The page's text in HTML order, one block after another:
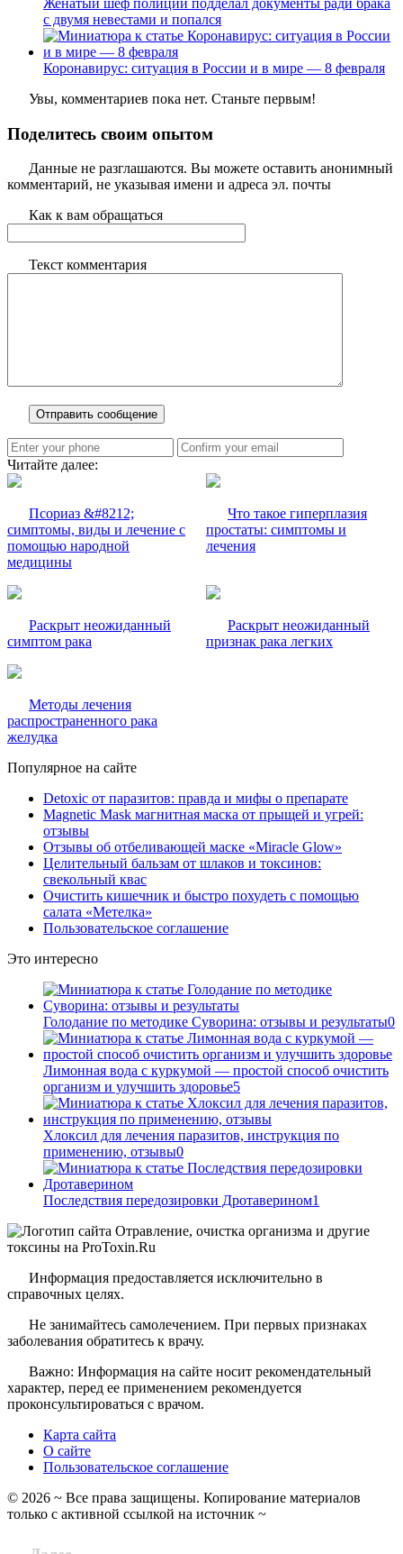
с двумя невестами и попался
Коронавирус: ситуация в России и в мире — 8 февраля
Увы, комментариев пока нет. Станьте первым!
Поделитесь своим опытом
Данные не разглашаются. Вы можете оставить анонимный
комментарий, не указывая имени и адреса эл. почты
Как к вам обращаться
Текст комментария
Читайте далее:
Псориаз &#8212;
симптомы, виды и лечение с
помощью народной
медицины
Что такое гиперплазия
простаты: симптомы и
лечения
Раскрыт неожиданный
симптом рака
Раскрыт неожиданный
признак рака легких
Методы лечения
распространенного рака
желудка
Популярное на сайте
Detoxic от паразитов: правда и мифы о препарате
Magnetic Mask магнитная маска от прыщей и угрей:
отзывы
Отзывы об отбеливающей маске «Miracle Glow»
Целительный бальзам от шлаков и токсинов:
свекольный квас
Очистить кишечник и быстро похудеть с помощью
салата «Метелка»
Пользовательское соглашение
Это интересно
Голодание по методике Суворина: отзывы и результаты0
Лимонная вода с куркумой — простой способ очистить
организм и улучшить здоровье5
Хлоксил для лечения паразитов, инструкция по
применению, отзывы0
Последствия передозировки Дротаверином1
Информация предоставляется исключительно в
справочных целях.
Не занимайтесь самолечением. При первых признаках
заболевания обратитесь к врачу.
Важно: Информация на сайте носит рекомендательный
характер, перед ее применением рекомендуется
проконсультироваться с врачом.
Карта сайта
О сайте
Пользовательское соглашение
© 2026 ~ Все права защищены. Копирование материалов
только с активной ссылкой на источник ~